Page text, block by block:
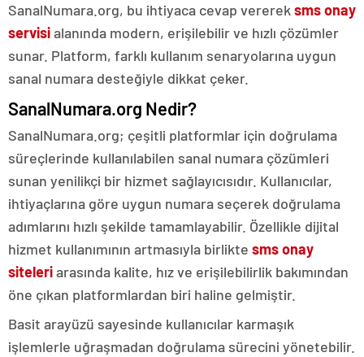
SanalNumara.org, bu ihtiyaca cevap vererek sms onay
servisialanında modern, erişilebilir ve hızlı çözümler
sunar. Platform, farklı kullanım senaryolarına uygun
sanal numara desteğiyle dikkat çeker.
SanalNumara.org Nedir?
SanalNumara.org; çeşitli platformlar için doğrulama
süreçlerinde kullanılabilen sanal numara çözümleri
sunan yenilikçi bir hizmet sağlayıcısıdır. Kullanıcılar,
ihtiyaçlarına göre uygun numara seçerek doğrulama
adımlarını hızlı şekilde tamamlayabilir. Özellikle dijital
hizmet kullanımının artmasıyla birlikte sms onay
siteleriarasında kalite, hız ve erişilebilirlik bakımından
öne çıkan platformlardan biri haline gelmiştir.
Basit arayüzü sayesinde kullanıcılar karmaşık
işlemlerle uğraşmadan doğrulama sürecini yönetebilir.